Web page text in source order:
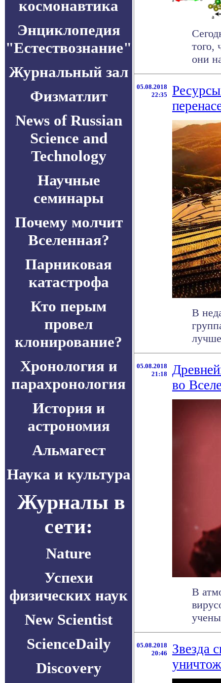
космонавтика
Энциклопедия
"Естествознание"
Журнальный зал
Физматлит
News of Russian
Science and
Technology
Научные
семинары
Почему молчит
Вселенная?
Парниковая
катастрофа
Кто перым
провел
клонирование?
Хронология и
парахронология
История и
астрономия
Альмагест
Наука и культура
Журналы в
сети:
Nature
Успехи
физических наук
New Scientist
ScienceDaily
Discovery
того,
они
05.08.2018
22:35
В
05.08.2018
21:18
во
В
05.08.2018
20:46
Звезда